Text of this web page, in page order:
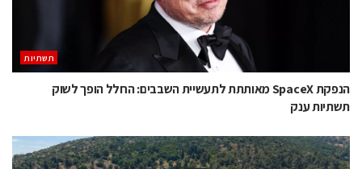
תשתיות
הנפקת SpaceX מאותתת לתעשיית השבבים: החלל הופך לשוק
תשתיות ענק